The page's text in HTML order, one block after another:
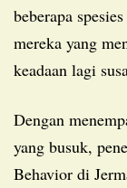
beberapa
mereka yang
keadaan lagi
Dengan menempatkan mikroskop digital di atas buah
yang busuk,
Behavior di